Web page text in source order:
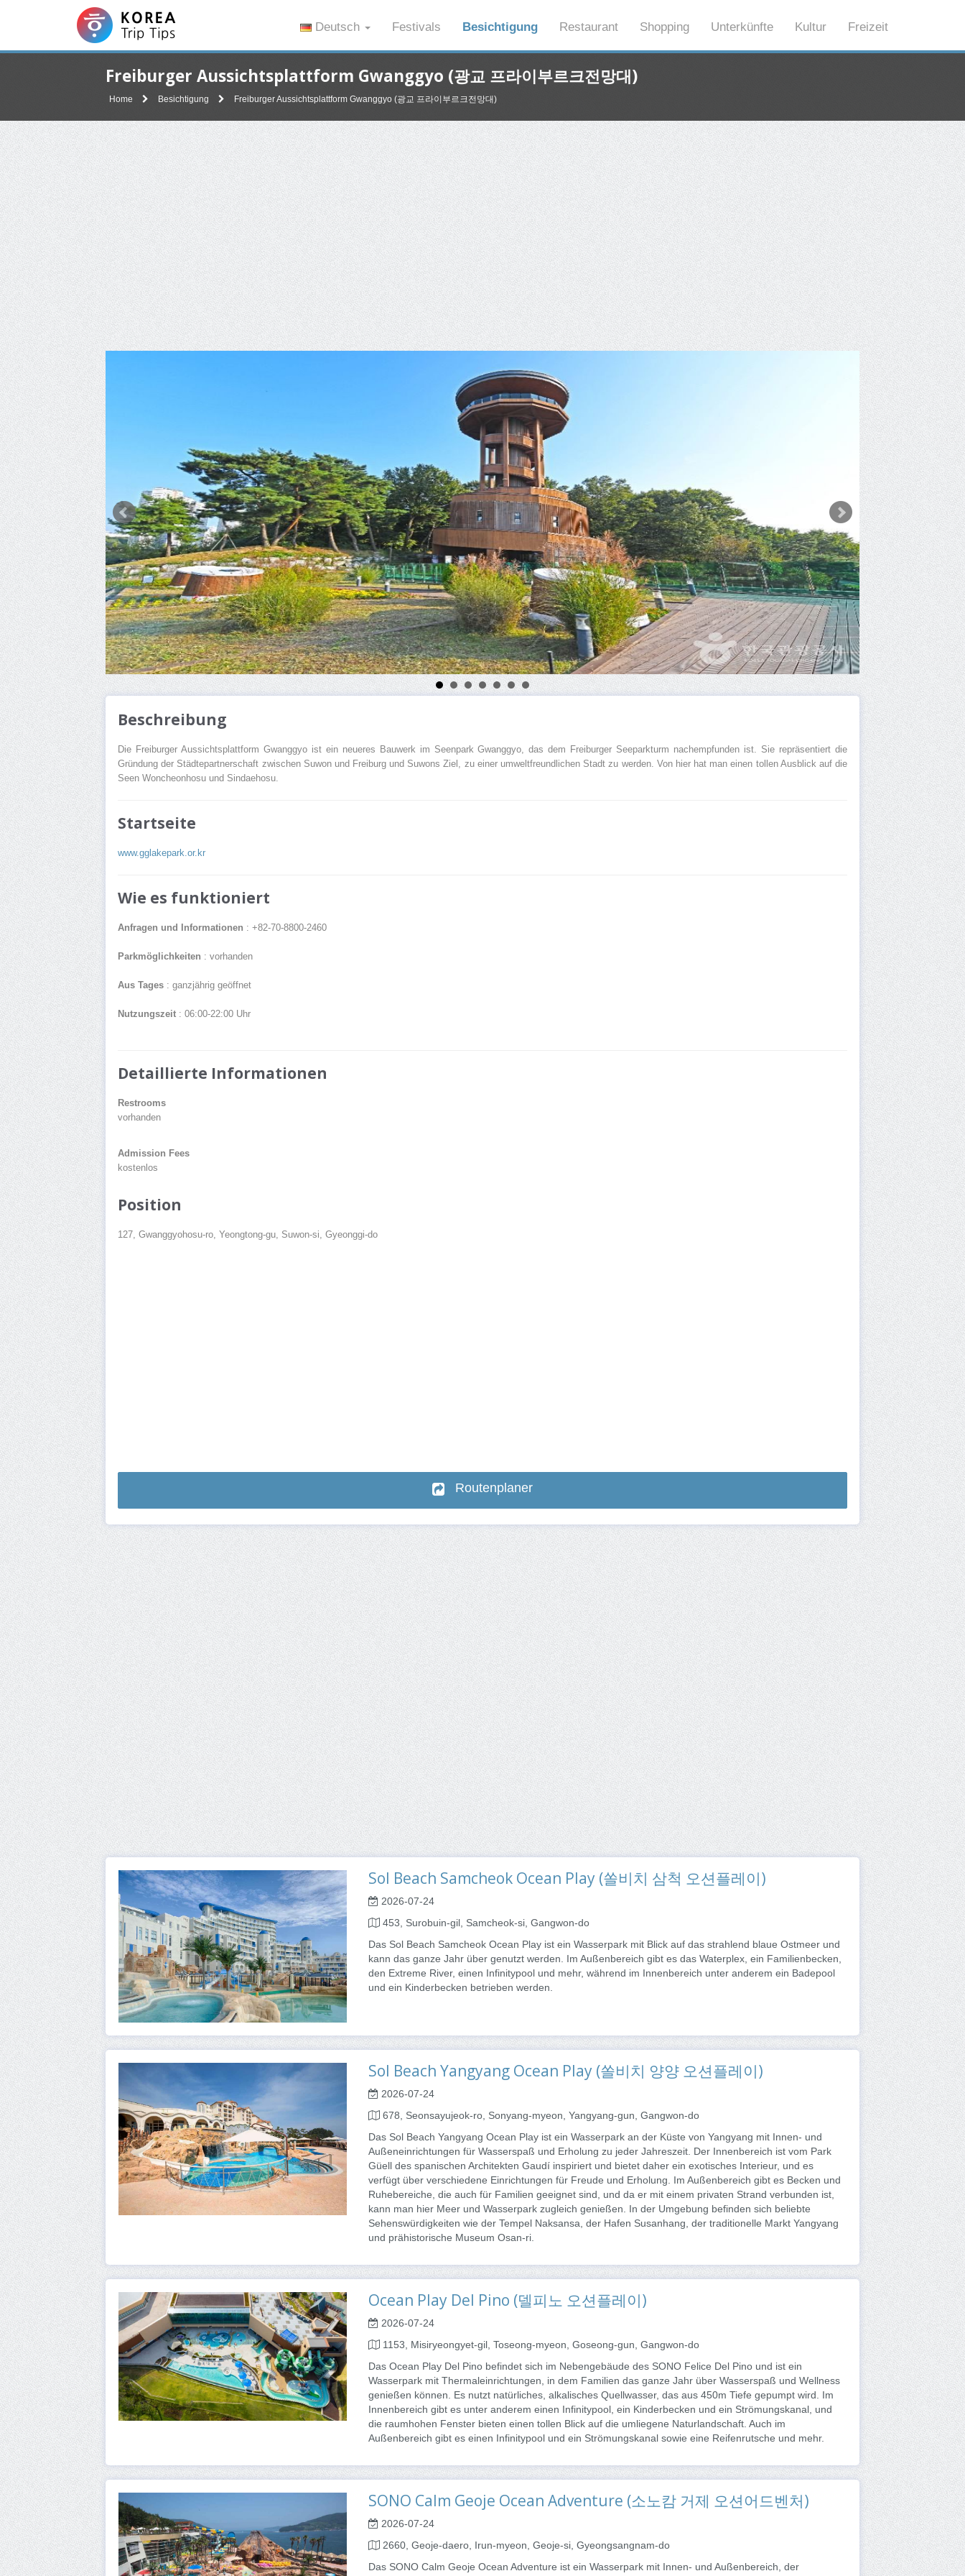
Deutsch Festivals Besichtigung Restaurant Shopping Unterkünfte Kultur Freizeit
Freiburger Aussichtsplattform Gwanggyo (광교 프라이부르크전망대)
Home Besichtigung Freiburger Aussichtsplattform Gwanggyo (광교 프라이부르크전망대)
Beschreibung
Die Freiburger Aussichtsplattform Gwanggyo ist ein neueres Bauwerk im Seenpark Gwanggyo, das dem Freiburger Seeparkturm nachempfunden ist. Sie repräsentiert die
Gründung der Städtepartnerschaft zwischen Suwon und Freiburg und Suwons Ziel, zu einer umweltfreundlichen Stadt zu werden. Von hier hat man einen tollen Ausblick auf die
Seen Woncheonhosu und Sindaehosu.
Startseite
www.gglakepark.or.kr
Wie es funktioniert
Anfragen und Informationen : +82-70-8800-2460
Parkmöglichkeiten : vorhanden
Aus Tages : ganzjährig geöffnet
Nutzungszeit : 06:00-22:00 Uhr
Detaillierte Informationen
Restrooms
vorhanden
Admission Fees
kostenlos
Position
127, Gwanggyohosu-ro, Yeongtong-gu, Suwon-si, Gyeonggi-do
Routenplaner
Sol Beach Samcheok Ocean Play (쏠비치 삼척 오션플레이)
2026-07-24
453, Surobuin-gil, Samcheok-si, Gangwon-do
Das Sol Beach Samcheok Ocean Play ist ein Wasserpark mit Blick auf das strahlend blaue Ostmeer und
kann das ganze Jahr über genutzt werden. Im Außenbereich gibt es das Waterplex, ein Familienbecken,
den Extreme River, einen Infinitypool und mehr, während im Innenbereich unter anderem ein Badepool
und ein Kinderbecken betrieben werden.
Sol Beach Yangyang Ocean Play (쏠비치 양양 오션플레이)
2026-07-24
678, Seonsayujeok-ro, Sonyang-myeon, Yangyang-gun, Gangwon-do
Das Sol Beach Yangyang Ocean Play ist ein Wasserpark an der Küste von Yangyang mit Innen- und
Außeneinrichtungen für Wasserspaß und Erholung zu jeder Jahreszeit. Der Innenbereich ist vom Park
Güell des spanischen Architekten Gaudí inspiriert und bietet daher ein exotisches Interieur, und es
verfügt über verschiedene Einrichtungen für Freude und Erholung. Im Außenbereich gibt es Becken und
Ruhebereiche, die auch für Familien geeignet sind, und da er mit einem privaten Strand verbunden ist,
kann man hier Meer und Wasserpark zugleich genießen. In der Umgebung befinden sich beliebte
Sehenswürdigkeiten wie der Tempel Naksansa, der Hafen Susanhang, der traditionelle Markt Yangyang
und prähistorische Museum Osan-ri.
Ocean Play Del Pino (델피노 오션플레이)
2026-07-24
1153, Misiryeongyet-gil, Toseong-myeon, Goseong-gun, Gangwon-do
Das Ocean Play Del Pino befindet sich im Nebengebäude des SONO Felice Del Pino und ist ein
Wasserpark mit Thermaleinrichtungen, in dem Familien das ganze Jahr über Wasserspaß und Wellness
genießen können. Es nutzt natürliches, alkalisches Quellwasser, das aus 450m Tiefe gepumpt wird. Im
Innenbereich gibt es unter anderem einen Infinitypool, ein Kinderbecken und ein Strömungskanal, und
die raumhohen Fenster bieten einen tollen Blick auf die umliegene Naturlandschaft. Auch im
Außenbereich gibt es einen Infinitypool und ein Strömungskanal sowie eine Reifenrutsche und mehr.
SONO Calm Geoje Ocean Adventure (소노캄 거제 오션어드벤처)
2026-07-24
2660, Geoje-daero, Irun-myeon, Geoje-si, Gyeongsangnam-do
Das SONO Calm Geoje Ocean Adventure ist ein Wasserpark mit Innen- und Außenbereich, der